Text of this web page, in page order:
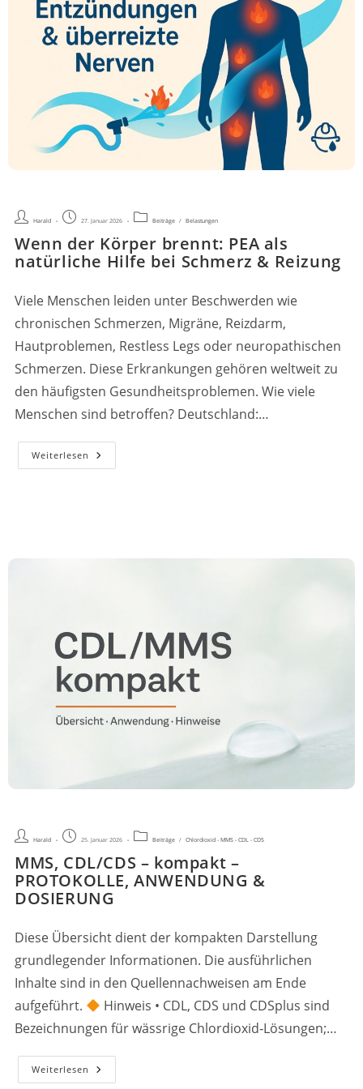
Wenn der Körper brennt: PEA als
natürliche Hilfe bei Schmerz & Reizung
Beitrags-
Autor:
Harald
Beitrag
veröffentlicht:
27. Januar 2026
Beitrags-
Kategorie:
Beiträge / Belastungen
Viele Menschen leiden unter Beschwerden wie
chronischen Schmerzen, Migräne, Reizdarm,
Hautproblemen, Restless Legs oder neuropathischen
Schmerzen. Diese Erkrankungen gehören weltweit zu
den häufigsten Gesundheitsproblemen. Wie viele
Menschen sind betroffen? Deutschland:…
Weiterlesen Wenn
Der
Schmerz
MMS, CDL/CDS – kompakt –
PROTOKOLLE, ANWENDUNG &
DOSIERUNG
Beitrags-
Autor:
Harald
Beitrag
veröffentlicht:
25. Januar 2026
Beitrags-
Kategorie:
Beiträge / Chlordioxid - MMS - CDL - CDS
Diese Übersicht dient der kompakten Darstellung
grundlegender Informationen. Die ausführlichen
Inhalte sind in den Quellennachweisen am Ende
aufgeführt.
Hinweis • CDL, CDS und CDSplus sind
Bezeichnungen für wässrige Chlordioxid‑Lösungen;…
Weiterlesen MMS,
CDL/CDS